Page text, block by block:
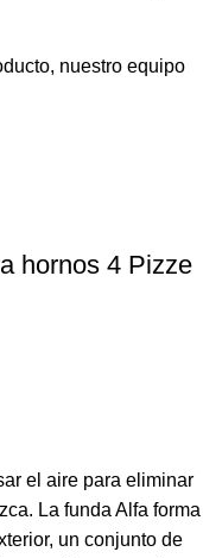
nuestro equipo
hornos 4 Pizze
el aire para eliminar
La funda Alfa forma
un conjunto de